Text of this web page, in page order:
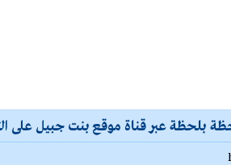
بلحظة عبر قناة موقع بنت جبيل على